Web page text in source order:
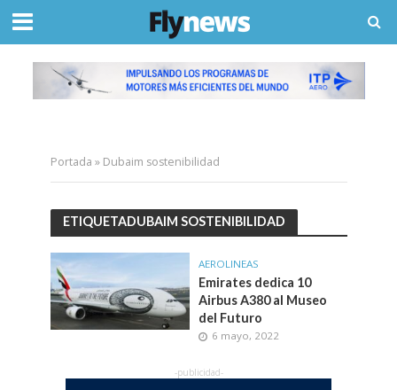
Portada » Dubaim sostenibilidad
ETIQUETADUBAIM SOSTENIBILIDAD
AEROLINEAS
Emirates dedica 10
Airbus A380 al Museo
del Futuro
6 mayo, 2022